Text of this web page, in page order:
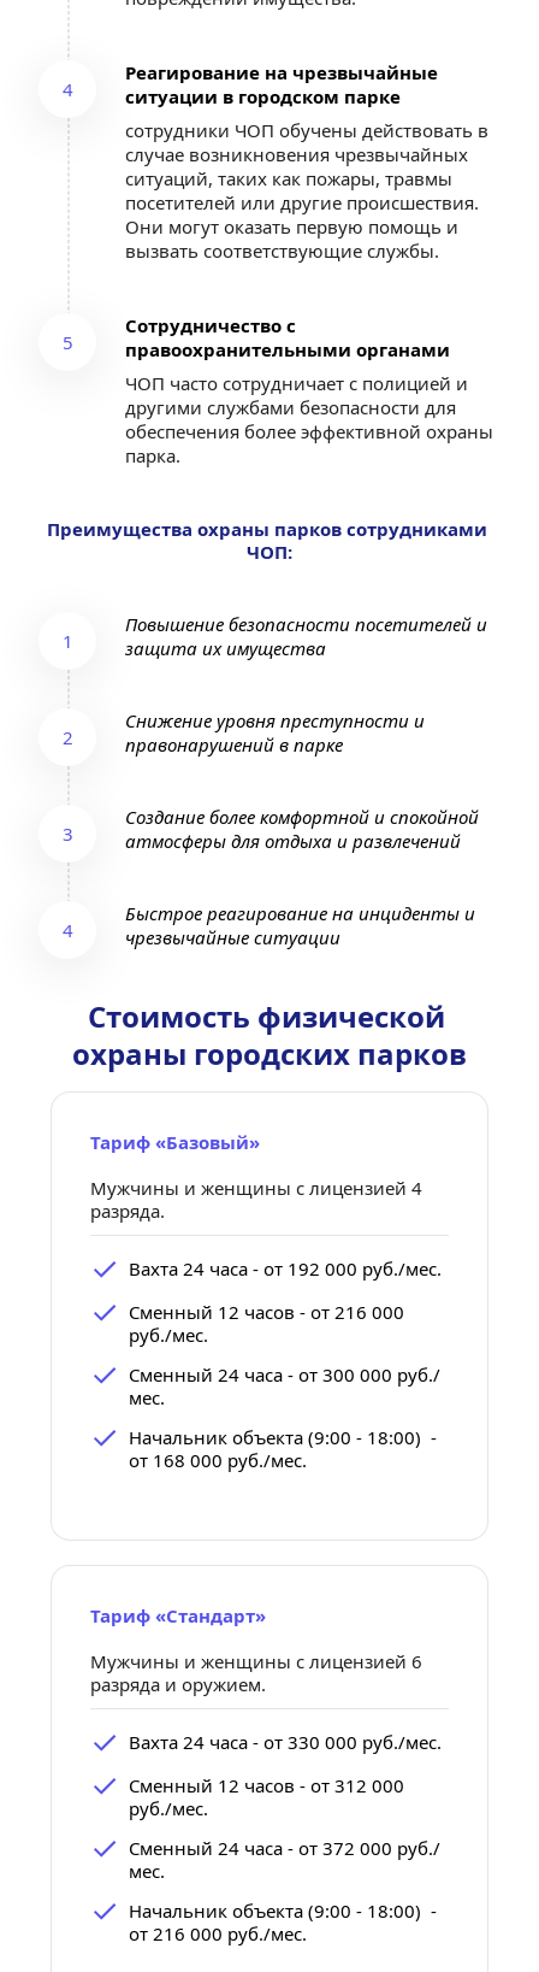
4
Реагирование на чрезвычайные
ситуации в городском парке
сотрудники ЧОП обучены действовать в
случае возникновения чрезвычайных
ситуаций, таких как пожары, травмы
посетителей или другие происшествия.
Они могут оказать первую помощь и
вызвать соответствующие службы.
5
Сотрудничество с
правоохранительными органами
ЧОП часто сотрудничает с полицией и
другими службами безопасности для
обеспечения более эффективной охраны
парка.
Преимущества охраны парков сотрудниками
ЧОП:
1
Повышение безопасности посетителей и
защита их имущества
2
Снижение уровня преступности и
правонарушений в парке
3
Создание более комфортной и спокойной
атмосферы для отдыха и развлечений
4
Быстрое реагирование на инциденты и
чрезвычайные ситуации
Стоимость физической
охраны городских парков
Тариф «Базовый»
Мужчины и женщины с лицензией 4
разряда.
Вахта 24 часа - от 192 000 руб./мес.
Сменный 12 часов - от 216 000
руб./мес.
Сменный 24 часа - от 300 000 руб./
мес.
от 168 000 руб./мес.
Тариф «Стандарт»
Мужчины и женщины с лицензией 6
разряда и оружием.
Вахта 24 часа - от 330 000 руб./мес.
Сменный 12 часов - от 312 000
руб./мес.
Сменный 24 часа - от 372 000 руб./
мес.
Начальник объекта (9:00 - 18:00)  -
от 216 000 руб./мес.